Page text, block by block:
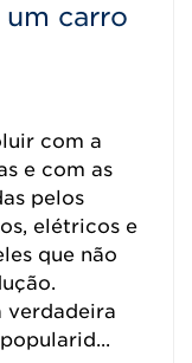
carro
com a
e com as
pelos
elétricos e
que não
verdadeira